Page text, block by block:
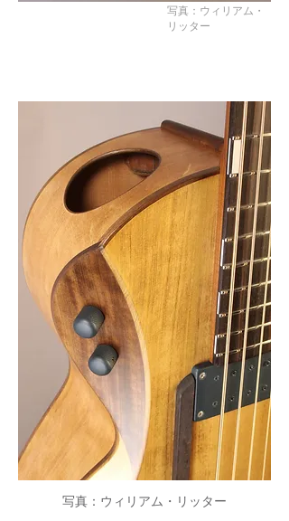
写真：ウィリアム・
リッター
写真：ウィリアム・リッター